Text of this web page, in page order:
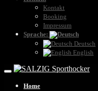
Kontakt
Booking
Impressum
Sprache:
Deutsch
English
Home